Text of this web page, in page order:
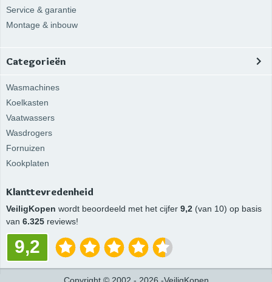
Service & garantie
Montage & inbouw
Categorieën
Wasmachines
Koelkasten
Vaatwassers
Wasdrogers
Fornuizen
Kookplaten
Klanttevredenheid
VeiligKopen wordt beoordeeld met het cijfer 9,2 (van 10) op basis
van 6.325 reviews!
9,2